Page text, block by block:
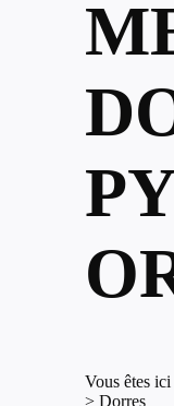
Vous êtes ici
> Dorres